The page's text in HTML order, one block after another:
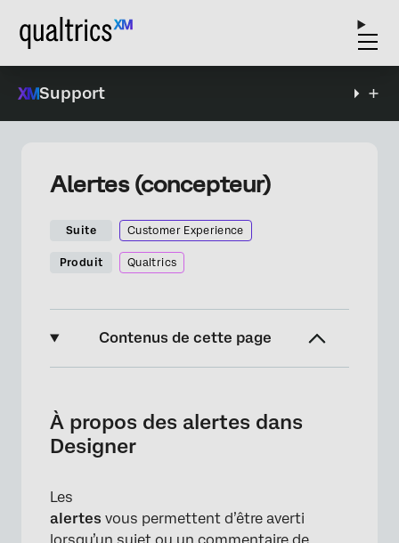
Support
Alertes (concepteur)
Suite Customer Experience
Produit Qualtrics
Contenus de cette page
Création d’une alerte
Manager les alertes
Démarrage manuel du détecteur d’alerte
À propos des alertes dans
Designer
Les
alertes vous permettent d’être averti